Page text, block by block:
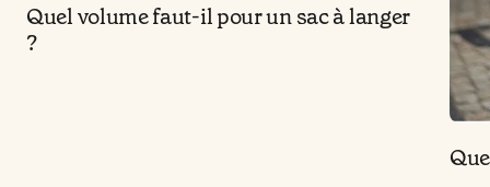
Quel volume faut-il pour un sac à langer
?